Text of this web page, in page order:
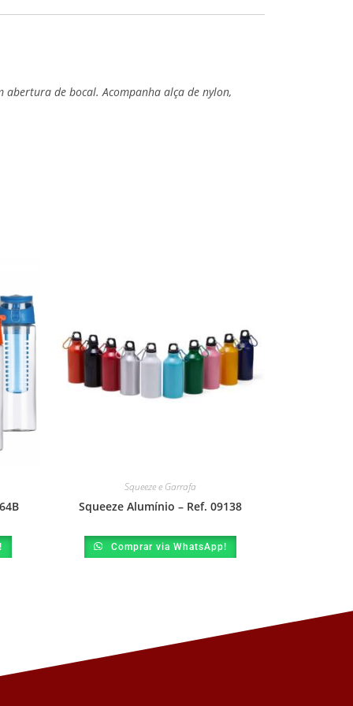
de bocal. Acompanha alça de nylon,
Squeeze e Garrafa
Squeeze Alumínio – Ref. 09138
Comprar via WhatsApp!